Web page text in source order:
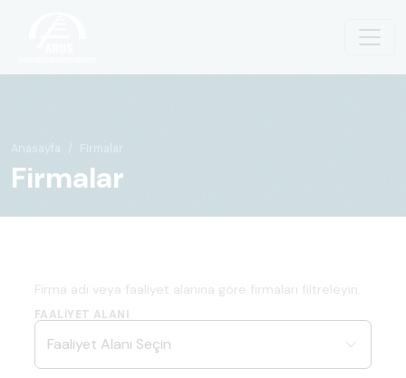
Anasayfa Firmalar
Firmalar
Firma adı veya faaliyet alanına göre firmaları filtreleyin.
FAALIYET ALANI